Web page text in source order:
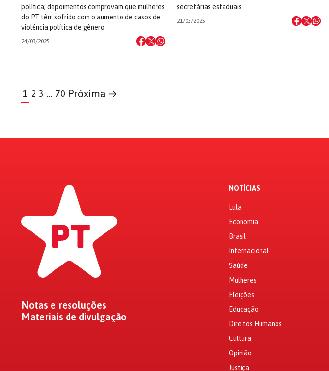
política; depoimentos comprovam que mulheres
do PT têm sofrido com o aumento de casos de
violência política de gênero
24/03/2025
secretárias estaduais
21/03/2025
1 2 3 … 70 Próxima →
Notas e resoluções
Materiais de divulgação
NOTÍCIAS
Lula
Economia
Brasil
Internacional
Saúde
Mulheres
Eleições
Educação
Direitos Humanos
Cultura
Opinião
Justiça